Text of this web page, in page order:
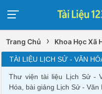
Trang Chủ › Khoa Học Xã
TÀI LIỆU LỊCH SỬ - VĂN
Thư viện tài liệu Lịch Sử -
Hóa, bài giảng Lịch Sử -